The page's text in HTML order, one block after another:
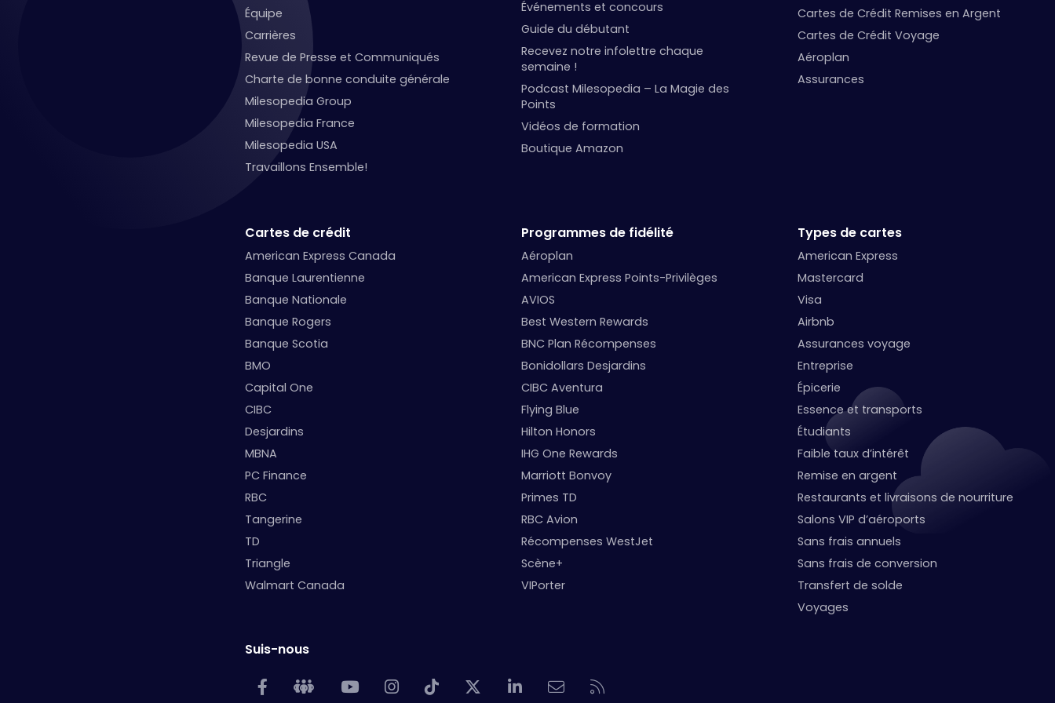
Équipe
Carrières
Revue de Presse et Communiqués
Charte de bonne conduite générale
Milesopedia Group
Milesopedia France
Milesopedia USA
Travaillons Ensemble!
Événements et concours
Guide du débutant
Recevez notre infolettre chaque
semaine !
Podcast Milesopedia – La Magie des
Points
Vidéos de formation
Boutique Amazon
Cartes de Crédit Remises en Argent
Cartes de Crédit Voyage
Aéroplan
Assurances
Cartes de crédit
American Express Canada
Banque Laurentienne
Banque Nationale
Banque Rogers
Banque Scotia
BMO
Capital One
CIBC
Desjardins
MBNA
PC Finance
RBC
Tangerine
TD
Triangle
Walmart Canada
Programmes de fidélité
Aéroplan
American Express Points-Privilèges
AVIOS
Best Western Rewards
BNC Plan Récompenses
Bonidollars Desjardins
CIBC Aventura
Flying Blue
Hilton Honors
IHG One Rewards
Marriott Bonvoy
Primes TD
RBC Avion
Récompenses WestJet
Scène+
VIPorter
Types de cartes
American Express
Mastercard
Visa
Airbnb
Assurances voyage
Entreprise
Épicerie
Essence et transports
Étudiants
Faible taux d’intérêt
Remise en argent
Restaurants et livraisons de nourriture
Salons VIP d’aéroports
Sans frais annuels
Sans frais de conversion
Transfert de solde
Voyages
Suis-nous